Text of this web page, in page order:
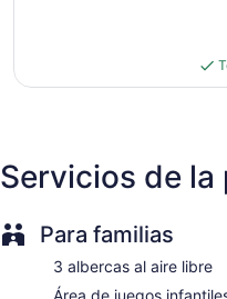
Desayuno disponible
Servicio de lavandería
Caja de seguridad en
Servicios de concierge
Terraza
Servicios de la
Para familias
3 albercas al aire libre
Área de juegos